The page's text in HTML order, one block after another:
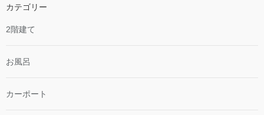
カテゴリー
2階建て
お風呂
カーポート